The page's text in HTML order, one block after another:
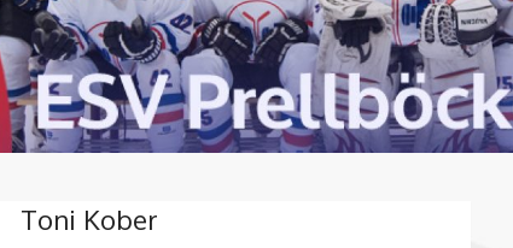
Toni Kober